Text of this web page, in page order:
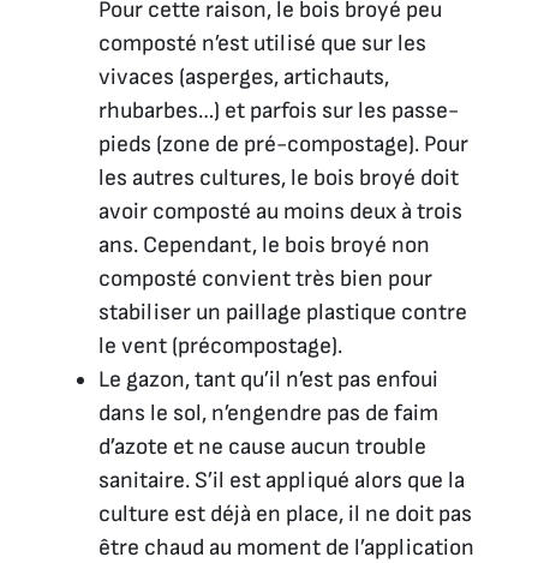
Pour cette raison, le bois broyé peu
composté n’est utilisé que sur les
vivaces (asperges, artichauts,
rhubarbes…) et parfois sur les passe-
pieds (zone de pré-compostage). Pour
les autres cultures, le bois broyé doit
avoir composté au moins deux à trois
ans. Cependant, le bois broyé non
composté convient très bien pour
stabiliser un paillage plastique contre
le vent (précompostage).
Le gazon, tant qu’il n’est pas enfoui
dans le sol, n’engendre pas de faim
d’azote et ne cause aucun trouble
sanitaire. S’il est appliqué alors que la
culture est déjà en place, il ne doit pas
être chaud au moment de l’application